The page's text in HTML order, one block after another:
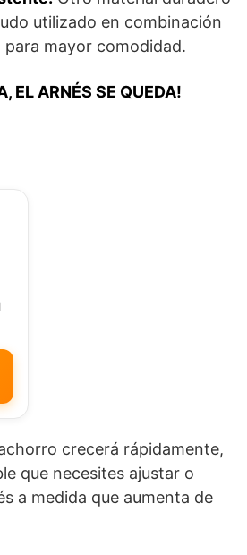
utilizado en combinación
mayor comodidad.
EL ARNÉS SE QUEDA!
crecerá rápidamente,
que necesites ajustar o
a medida que aumenta de